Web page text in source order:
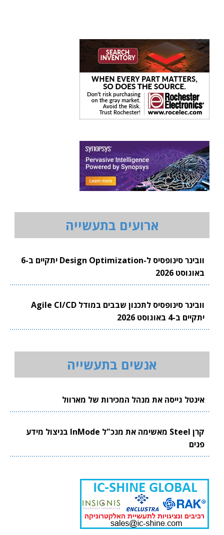
ארועים בתעשייה
וובינר סינופסיס ל-Design Optimization יתקיים ב-6
באוגוסט 2026
וובינר סינופסיס לתכנון שבבים במודל Agile CI/CD
יתקיים ב-4 באוגוסט 2026
אנשים בתעשייה
אינטל גייסה את מנהל המכירות של מארוול
קרן Steel מאשימה את מנכ"ל InMode בניצול מידע
פנים